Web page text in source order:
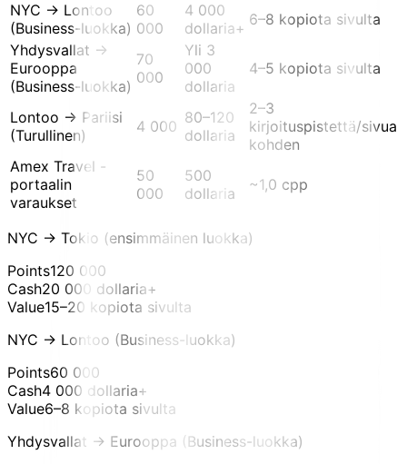
NYC → Lontoo
(Business-luokka)
60
000
4 000
dollaria+ 6–8 kopiota sivulta
Yhdysvallat →
Eurooppa
(Business-luokka)
70
000
Yli 3
000
dollaria
4–5 kopiota sivulta
Lontoo → Pariisi
(Turullinen)
4 000 80–120
dollaria
2–3
kirjoituspistettä/sivua
kohden
Amex Travel -
portaalin
varaukset
50
000
500
dollaria
~1,0 cpp
NYC → Tokio (ensimmäinen luokka)
Points120 000
Cash20 000 dollaria+
Value15–20 kopiota sivulta
NYC → Lontoo (Business-luokka)
Points60 000
Cash4 000 dollaria+
Value6–8 kopiota sivulta
Yhdysvallat → Eurooppa (Business-luokka)